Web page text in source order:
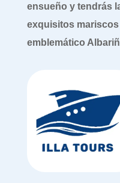
ensueño y tendrás
exquisitos
emblemático